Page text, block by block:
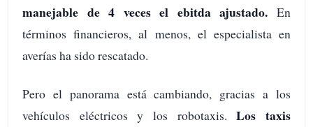
manejable de 4 veces el ebitda ajustado. En
términos financieros, al menos, el especialista en
averías ha sido rescatado.
Pero el panorama está cambiando, gracias a los
vehículos eléctricos y los robotaxis.Los taxis